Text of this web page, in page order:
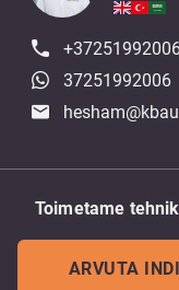
37251992006
Toimetame
ARVUTA